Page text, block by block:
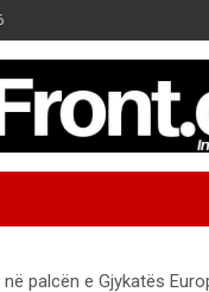
palcën e Gjykatës